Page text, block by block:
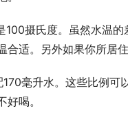
摄氏度。虽然水温
合适。另外如果你所居
毫升水。这些比例
喝。